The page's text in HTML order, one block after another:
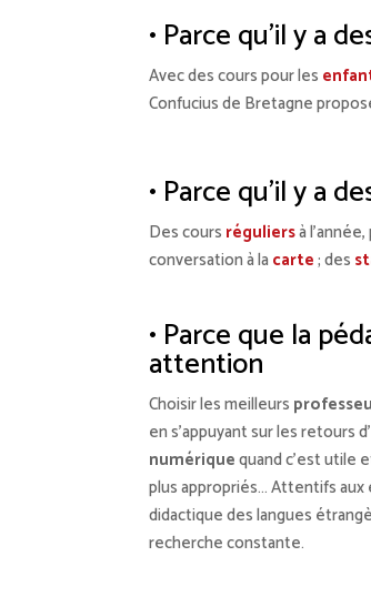
• Parce qu’il y a
Avec des cours pour les
Confucius de Bretagne
• Parce qu’il y a
Des cours réguliersà
conversation à la carte; des
• Parce que la
attention
Choisir les meilleurs
en s’appuyant sur les retours
numériquequand c’est utile
plus appropriés… Attentifs aux
didactique des langues
recherche constante.